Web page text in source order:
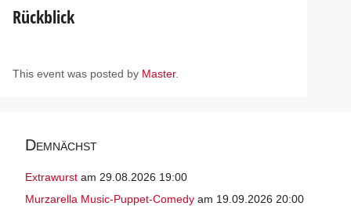
Rückblick
This event was posted by Master.
Demnächst
Extrawurst am 29.08.2026 19:00
Murzarella Music-Puppet-Comedy am 19.09.2026 20:00